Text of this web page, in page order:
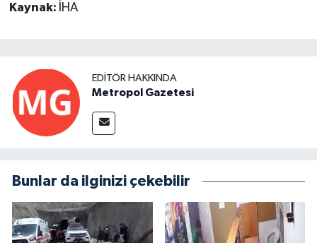
Kaynak: İHA
EDITÖR HAKKINDA
Metropol Gazetesi
Bunlar da ilginizi çekebilir